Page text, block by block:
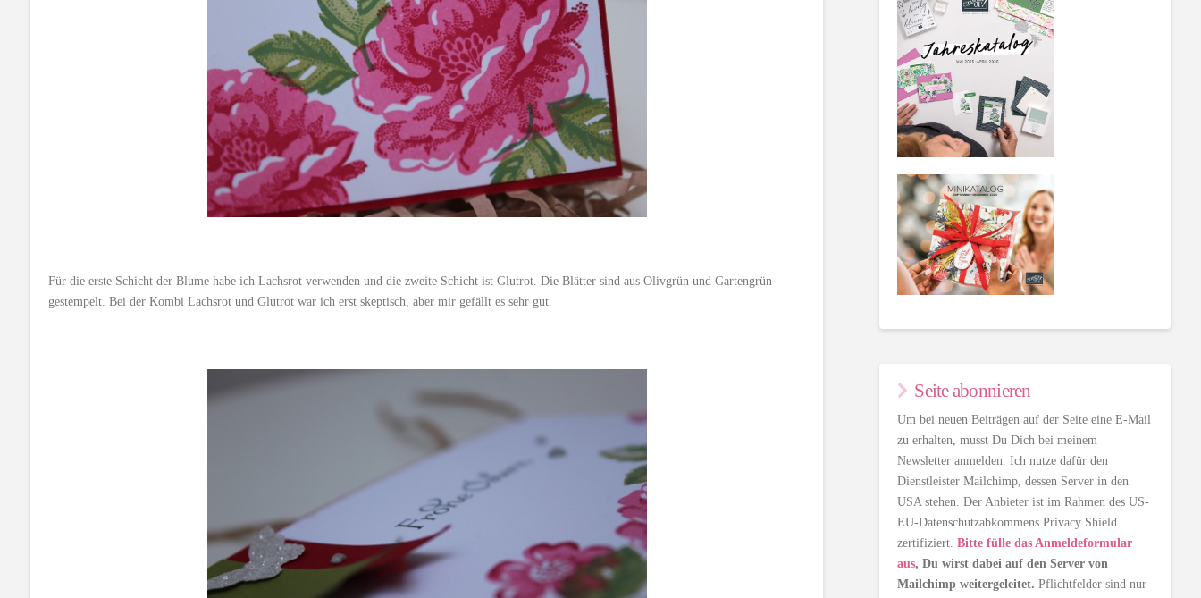
Für die erste Schicht der Blume habe ich Lachsrot verwenden und die zweite Schicht ist Glutrot. Die Blätter sind aus Olivgrün und Gartengrün
gestempelt. Bei der Kombi Lachsrot und Glutrot war ich erst skeptisch, aber mir gefällt es sehr gut.
Seite abonnieren
Um bei neuen Beiträgen auf der Seite eine E-Mail
zu erhalten, musst Du Dich bei meinem
Newsletter anmelden. Ich nutze dafür den
Dienstleister Mailchimp, dessen Server in den
USA stehen. Der Anbieter ist im Rahmen des US-
EU-Datenschutzabkommens Privacy Shield
zertifiziert.Bitte fülle das Anmeldeformular
aus, Du wirst dabei auf den Server von
Mailchimp weitergeleitet. Pflichtfelder sind nur